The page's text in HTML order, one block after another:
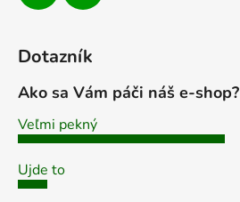
Dotazník
Ako sa Vám páči náš e-shop?
Veľmi pekný
Ujde to